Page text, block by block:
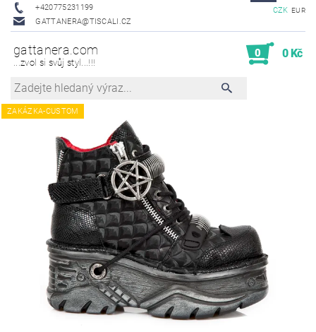
+420775231199
GATTANERA@TISCALI.CZ
CZK EUR
gattanera.com
...zvol si svůj styl...!!!
0 0 Kč
ZAKÁZKA-CUSTOM